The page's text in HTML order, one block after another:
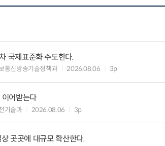
국제표준화 주도한다.
통신방송기술정책과 2026.08.06 3p
어받는다
기술과 2026.08.06 3p
곳곳에 대규모 확산한다.